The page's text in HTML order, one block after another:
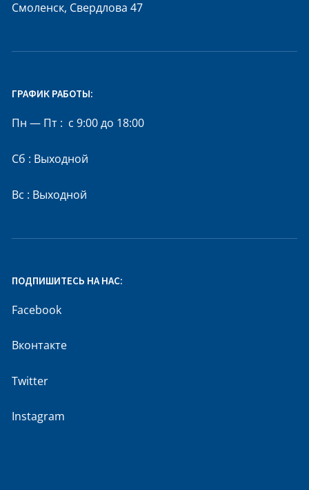
Смоленск, Свердлова 47
ГРАФИК РАБОТЫ:
Пн — Пт : с 9:00 до 18:00
Сб : Выходной
Вс : Выходной
ПОДПИШИТЕСЬ НА НАС:
Facebook
Вконтакте
Twitter
Instagram